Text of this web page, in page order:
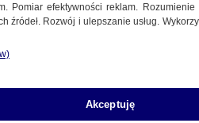
Pomiar efektywności reklam.
źródeł. Rozwój i ulepszanie usług.
Akceptuję